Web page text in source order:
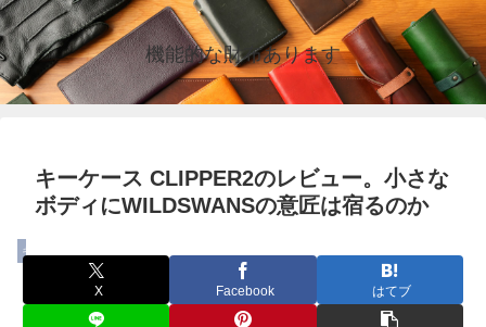
機能的な財布あります
キーケース CLIPPER2のレビュー。小さな
ボディにWILDSWANSの意匠は宿るのか
キーケース
X Facebook はてブ